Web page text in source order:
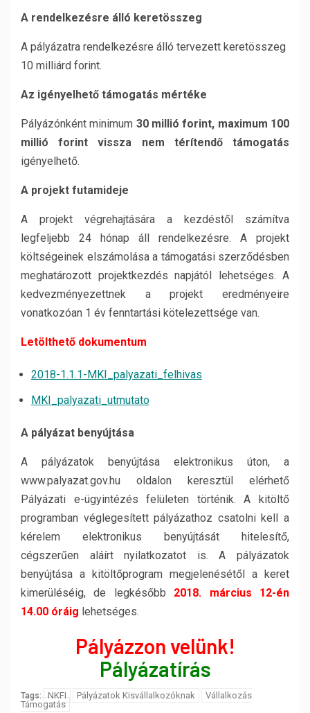
A rendelkezésre álló keretösszeg
A pályázatra rendelkezésre álló tervezett keretösszeg
10 milliárd forint.
Az igényelhető támogatás mértéke
Pályázónként minimum 30 millió forint, maximum 100
millió forint vissza nem térítendő támogatás
igényelhető.
A projekt futamideje
A projekt végrehajtására a kezdéstől számítva
legfeljebb 24 hónap áll rendelkezésre. A projekt
költségeinek elszámolása a támogatási szerződésben
meghatározott projektkezdés napjától lehetséges. A
kedvezményezettnek a projekt eredményeire
vonatkozóan 1 év fenntartási kötelezettsége van.
Letölthető dokumentum
2018-1.1.1-MKI_palyazati_felhivas
MKI_palyazati_utmutato
A pályázat benyújtása
A pályázatok benyújtása elektronikus úton, a
www.palyazat.gov.hu oldalon keresztül elérhető
Pályázati e-ügyintézés felületen történik. A kitöltő
programban véglegesített pályázathoz csatolni kell a
kérelem elektronikus benyújtását hitelesítő,
cégszerűen aláírt nyilatkozatot is. A pályázatok
benyújtása a kitöltőprogram megjelenésétől a keret
kimerüléséig, de legkésőbb 2018. március 12-én
14.00 óráig lehetséges.
Pályázzon velünk!
Pályázatírás
Tags: NKFI Pályázatok Kisvállalkozóknak
Vállalkozás
Támogatás